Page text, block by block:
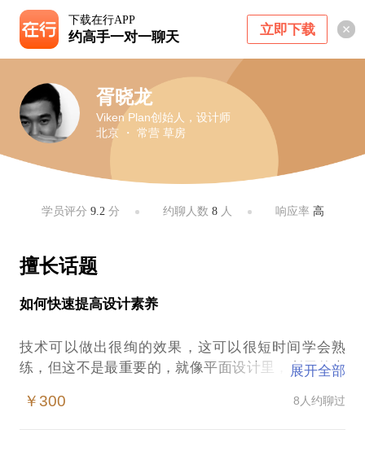
下载在行APP
约高手一对一聊天 立即下载
胥晓龙
Viken Plan创始人，设计师
北京 ・ 常营 草房
学员评分 9.2 分 约聊人数 8人 响应率 高
擅长话题
如何快速提高设计素养
技术可以做出很绚的效果，这可以很短时间学会熟
练，但这不是最重要的，就像平面设计里，所用的素
天壤之别。这就好比医生做手术，收费5000元，成本
展开全部
￥300 8人约聊过